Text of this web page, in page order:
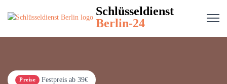
Schlüsseldienst
Berlin-24
Preise Festpreis ab 39€